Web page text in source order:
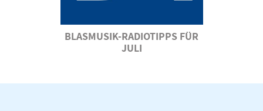
BLASMUSIK-RADIOTIPPS FÜR
JULI